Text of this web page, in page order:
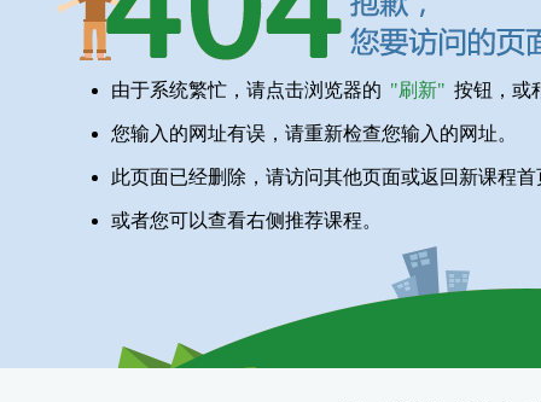
由于系统繁忙，请点击浏览器的 "刷新" 按钮，或
您输入的网址有误，请重新检查您输入的网址。
此页面已经删除，请访问其他页面或返回新课程首
或者您可以查看右侧推荐课程。